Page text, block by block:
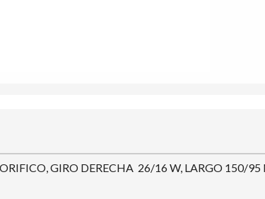
GIRO DERECHA 26/16 W, LARGO 150/